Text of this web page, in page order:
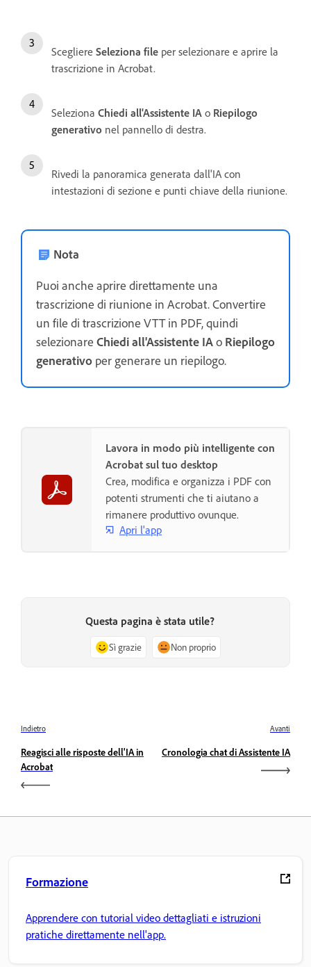
Scegliere Seleziona file per selezionare e aprire la
trascrizione in Acrobat.
Seleziona Chiedi all'Assistente IA o Riepilogo
generativo nel pannello di destra.
Rivedi la panoramica generata dall'IA con
intestazioni di sezione e punti chiave della riunione.
Nota
Puoi anche aprire direttamente una
trascrizione di riunione in Acrobat. Convertire
un file di trascrizione VTT in PDF, quindi
selezionare Chiedi all'Assistente IAo Riepilogo
generativo per generare un riepilogo.
Lavora in modo più intelligente con
Acrobat sul tuo desktop
Crea, modifica e organizza i PDF con
potenti strumenti che ti aiutano a
rimanere produttivo ovunque.
Apri l'app
Questa pagina è stata utile?
Sì grazie Non proprio
Indietro
Reagisci alle risposte dell'IA in
Acrobat
Avanti
Cronologia chat di Assistente IA
Formazione
Apprendere con tutorial video dettagliati e istruzioni
pratiche direttamente nell'app.